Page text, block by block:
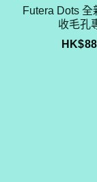
Futera Dots 全
收毛孔
HK$